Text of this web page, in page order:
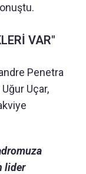
VAR"
Penetra
Uçar,
lider